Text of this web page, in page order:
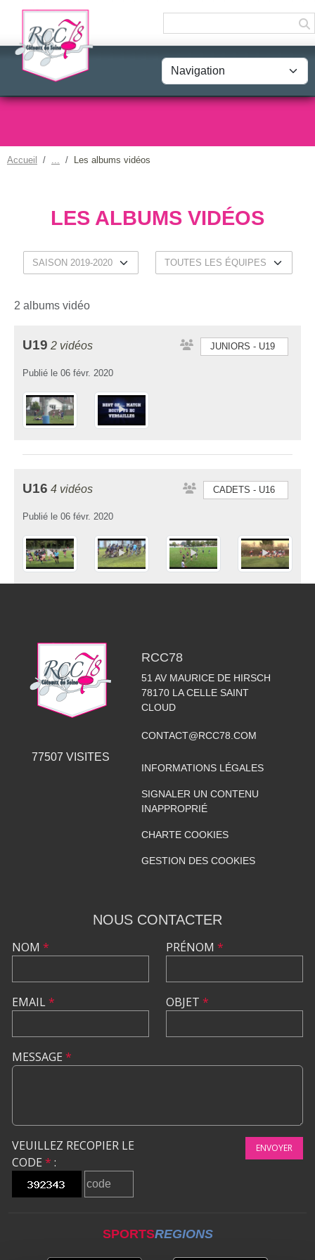
Accueil Les albums vidéos
LES ALBUMS VIDÉOS
2 albums vidéo
U19 2 vidéos JUNIORS - U19
Publié le 06 févr. 2020
U16 4 vidéos CADETS - U16
Publié le 06 févr. 2020
77507 VISITES
RCC78
51 AV MAURICE DE HIRSCH
78170 LA CELLE SAINT
CLOUD
CONTACT@RCC78.COM
INFORMATIONS LÉGALES
SIGNALER UN CONTENU
INAPPROPRIÉ
CHARTE COOKIES
GESTION DES COOKIES
NOUS CONTACTER
NOM *
EMAIL*
PRÉNOM *
OBJET *
MESSAGE *
VEUILLEZ RECOPIER LE
CODE * :
ENVOYER
SPORTSREGIONS
Panneau de gestion des cookies